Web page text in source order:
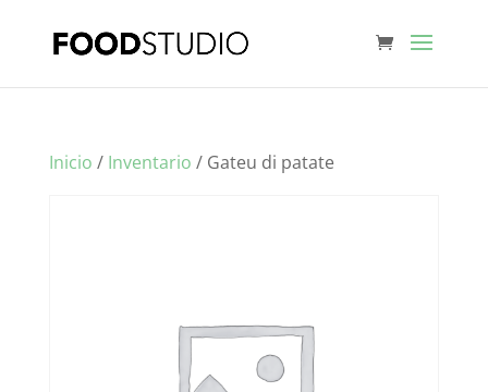
Inicio / Inventario / Gateu di patate